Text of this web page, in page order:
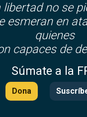
libertad no se
esmeran en
quienes
capaces de
Súmate a la
Dona